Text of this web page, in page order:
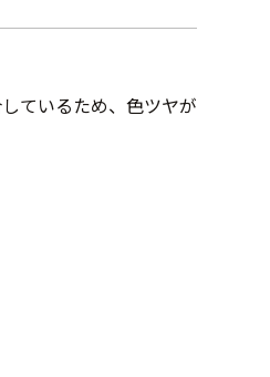
ているため、色ツヤが